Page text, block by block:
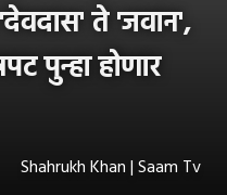
ते 'जवान',
पुन्हा होणार
Shahrukh Khan | Saam Tv